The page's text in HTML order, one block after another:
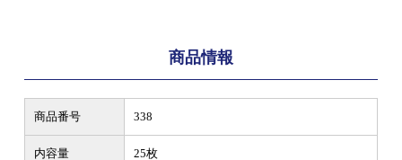
商品情報
商品番号 338
内容量 25枚